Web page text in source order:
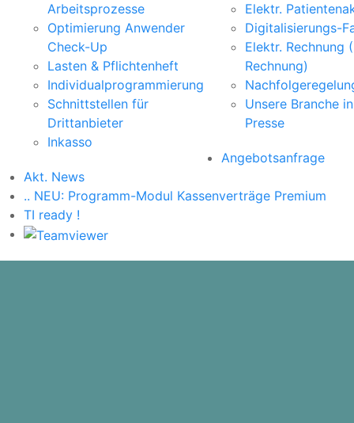
Arbeitsprozesse
Optimierung Anwender
Check-Up
Lasten & Pflichtenheft
Individualprogrammierung
Schnittstellen für
Drittanbieter
Inkasso
Elektr.
Digitalisierungs-
Elektr. Rechnung
Rechnung)
Unsere Branche
Presse
Angebotsanfrage
Akt. News
.. NEU: Programm-Modul Kassenverträge Premium
TI ready !